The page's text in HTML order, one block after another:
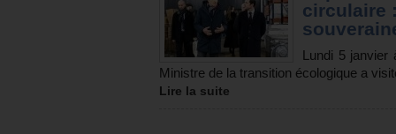
circulaire
Lundi 5
Ministre de la transition écologique a
Lire la suite